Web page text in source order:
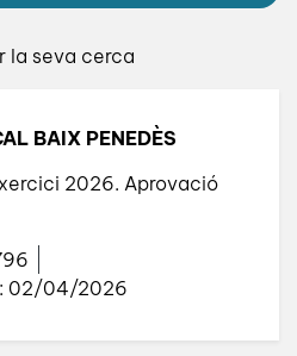
la seva cerca
BAIX PENEDÈS
2026. Aprovació
: 02/04/2026